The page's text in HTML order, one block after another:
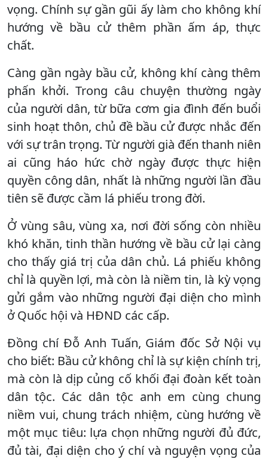
vọng. Chính sự gần gũi ấy làm cho không khí
hướng về bầu cử thêm phần ấm áp, thực
chất.
Càng gần ngày bầu cử, không khí càng thêm
phấn khởi. Trong câu chuyện thường ngày
của người dân, từ bữa cơm gia đình đến buổi
sinh hoạt thôn, chủ đề bầu cử được nhắc đến
với sự trân trọng. Từ người già đến thanh niên
ai cũng háo hức chờ ngày được thực hiện
quyền công dân, nhất là những người lần đầu
tiên sẽ được cầm lá phiếu trong đời.
Ở vùng sâu, vùng xa, nơi đời sống còn nhiều
khó khăn, tinh thần hướng về bầu cử lại càng
cho thấy giá trị của dân chủ. Lá phiếu không
chỉ là quyền lợi, mà còn là niềm tin, là kỳ vọng
gửi gắm vào những người đại diện cho mình
ở Quốc hội và HĐND các cấp.
Đồng chí Đỗ Anh Tuấn, Giám đốc Sở Nội vụ
cho biết: Bầu cử không chỉ là sự kiện chính trị,
mà còn là dịp củng cố khối đại đoàn kết toàn
dân tộc. Các dân tộc anh em cùng chung
niềm vui, chung trách nhiệm, cùng hướng về
một mục tiêu: lựa chọn những người đủ đức,
đủ tài, đại diện cho ý chí và nguyện vọng của